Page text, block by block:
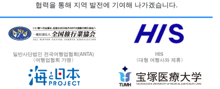
협력을 통해 지역 발전에 기여해 나가겠습니다.
일반사단법인 전국여행업협회(ANTA)
〈여행업협회 가맹〉
HIS
〈대형 여행사와 제휴〉